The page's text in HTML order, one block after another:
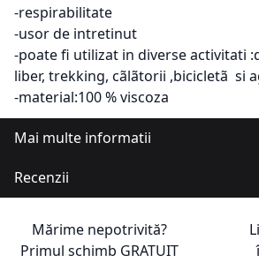
-respirabilitate
-usor de intretinut
-poate fi utilizat in diverse activitati
liber, trekking, cãlãtorii ,bicicletã si
-material:100 % viscoza
Mai multe informatii
Recenzii
Mărime nepotrivită?
Primul schimb GRATUIT